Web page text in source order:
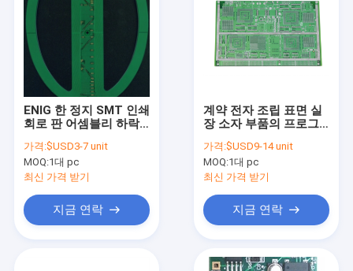
ENIG 한 정지 SMT 인쇄
회로 판 어셈블리 하락
UL SGS
가격:$USD3-7 unit
MOQ:1대 pc
최신 가격 받기
지금 연락
계약 전자 조립 표면 실
장 소자 부품의 프로그
가격:$USD9-14 unit
MOQ:1대 pc
최신 가격 받기
지금 연락